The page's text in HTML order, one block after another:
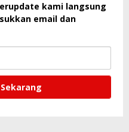
kami langsung
email dan